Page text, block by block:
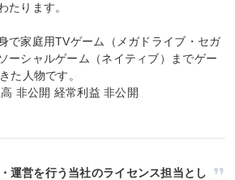
たります。
で家庭用TVゲーム（メガドライブ・セガ
ーシャルゲーム（ネイティブ）までゲー
た人物です。
非公開 経常利益 非公開
運営を行う当社のライセンス担当とし